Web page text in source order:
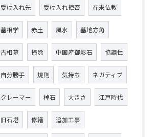
受け入れ先 受け入れ拒否 在来仏教
墓相学 赤土 風水 墓地方角
吉相墓 掃除 中国産御影石 協調性
自分勝手 規則 気持ち ネガティブ
クレーマー 棹石 大きさ 江戸時代
旧石塔 修繕 追加工事